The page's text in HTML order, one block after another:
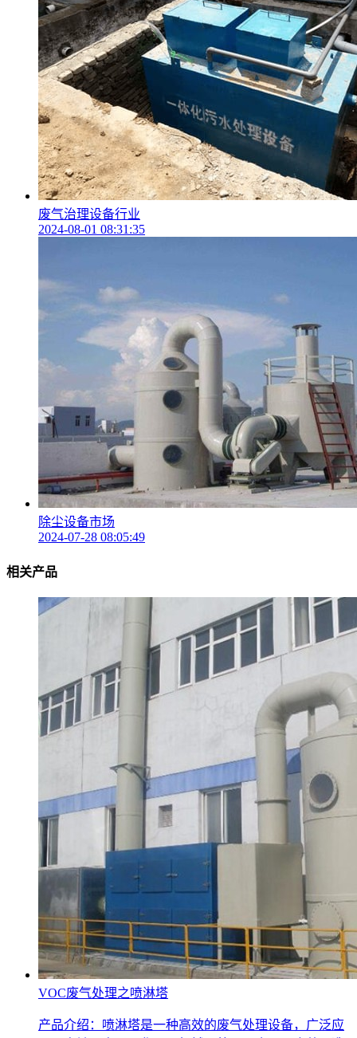
废气治理设备行业
2024-08-01 08:31:35
除尘设备市场
2024-07-28 08:05:49
相关产品
VOC废气处理之喷淋塔
产品介绍：喷淋塔是一种高效的废气处理设备，广泛应